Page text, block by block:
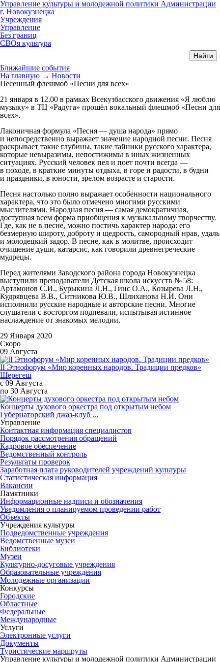
Управление культуры и молодежной политики Администрации
г. Новокузнецка
Учреждения
Управление
Без границ
СВОя культура
Ближайшие события
На главную → Новости
Песенный флешмоб «Песни для всех»
21 января в 12.00 в рамках Всекузбасского движения «Я люблю
музыку» в ТЦ «Радуга» прошёл вокальный флешмоб «Песни для
всех».
Лаконичная формула «Песня — душа народа» прямо
и непосредственно выражает значение народной песни. Песня
раскрывает такие глубины, такие тайники русского характера,
которые невыразимы, непостижимы в иных жизненных
ситуациях. Русский человек пел и поет почти всегда —
в походе, в краткие минуты отдыха, в горе и радости, в будни
и праздники, в юности, зрелом возрасте и старости.
Песня настолько полно выражает особенности национального
характера, что это было отмечено многими русскими
мыслителями. Народная песня — самая демократичная,
доступная всем форма приобщения к музыкальному творчеству.
Где, как не в песне, можно постичь характер народа: его
безмерную широту, доброту и щедрость, самородный нрав, удаль
и молодецкий задор. В песне, как в молитве, происходит
очищение души, катарсис, как говорили древнегреческие
мудрецы.
Перед жителями Заводского района города Новокузнецка
выступили преподаватели Детская школа искусств № 58:
Артамонов С.И., Бурыкина Л.Н., Гинс О.А., Козырева Л.Н.,
Кудрявцева В.В., Ситникова Ю.В., Шлиханова Н.И. Они
исполнили русские народные и авторские песни. Многие
слушатели с восторгом подпевали, испытывая истинное
наслаждение от знакомых мелодии.
29 Января 2020
Скоро
09 Августа
II Этнофорум «Мир коренных народов. Традиции предков»
Шерегеш
с 09 Августа
по 30 Августа
Концерты духового оркестра под открытым небом
Губернаторский джаз-клуб ...
Управление
Контактная информация специалистов
Порядок рассмотрения обращений
Кадровое обеспечение
Ведомственный контроль
Результаты проверок
Заработная плата руководителей учреждений культуры
Статистическая информация
Вакансии
Памятники
Информационные надписи и обозначения
Уведомления о планируемом проведении работ
Объекты
Учреждения культуры
Подведомственные учреждения
Ведомственные музеи
Библиотеки
Музеи
Культурно-досуговые учреждения
Образовательные учреждения
Молодежные организации
Конкурсы
Городские
Областные
Федеральные
Международные
Услуги
Электронные услуги
Документы
Туристические маршруты
Управление культуры и молодежной политики Администрации